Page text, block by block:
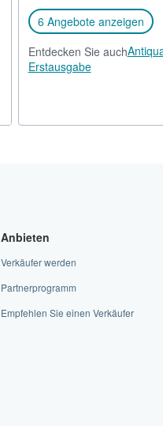
6 Angebote anzeigen
Entdecken Sie auch
Erstausgabe
Anbieten
Verkäufer werden
Partnerprogramm
Empfehlen Sie einen Verkäufer